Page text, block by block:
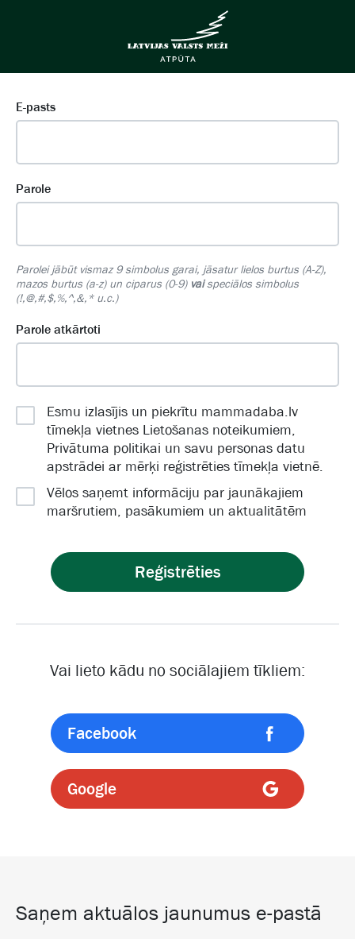
E-pasts
Parole
Parolei jābūt vismaz 9 simbolus garai, jāsatur lielos burtus (A-Z),
mazos burtus (a-z) un ciparus (0-9) vaispeciālos simbolus
(!,@,#,$,%,^,&,* u.c.)
Parole atkārtoti
Esmu izlasījis un piekrītu mammadaba.lv
tīmekļa vietnes Lietošanas noteikumiem,
Privātuma politikai un savu personas datu
apstrādei ar mērķi reģistrēties tīmekļa vietnē.
Vēlos saņemt informāciju par jaunākajiem
maršrutiem, pasākumiem un aktualitātēm
Reģistrēties
Vai lieto kādu no sociālajiem tīkliem:
Facebook
Google
Saņem aktuālos jaunumus e-pastā